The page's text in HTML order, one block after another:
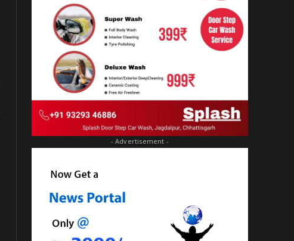
- Advertisement -